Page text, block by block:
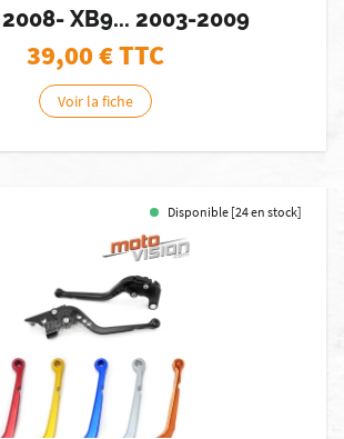
XB9... 2003-2009
39,00€ TTC
Voir la fiche
Disponible [24 en stock]